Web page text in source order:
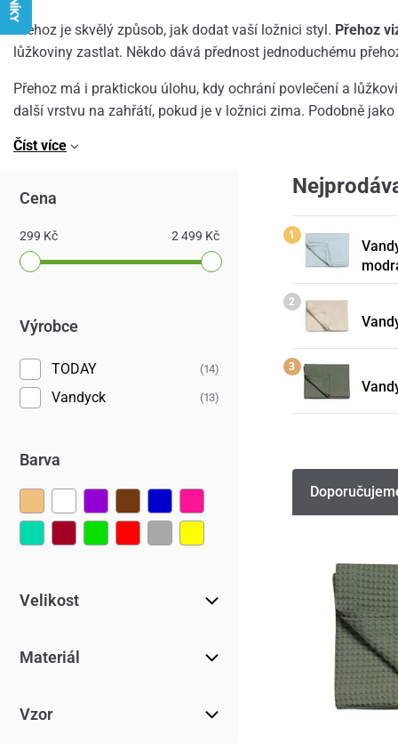
Přehoz je skvělý způsob, jak dodat vaší ložnici styl. Přehoz
lůžkoviny zastlat. Někdo dává přednost jednoduchému
Přehoz má i praktickou úlohu, kdy ochrání povlečení a
další vrstvu na zahřátí, pokud je v ložnici zima. Podobně
Číst více
Cena
299 Kč 2 499 Kč
Výrobce
TODAY (14)
Vandyck (13)
Barva
Velikost
Materiál
Vzor